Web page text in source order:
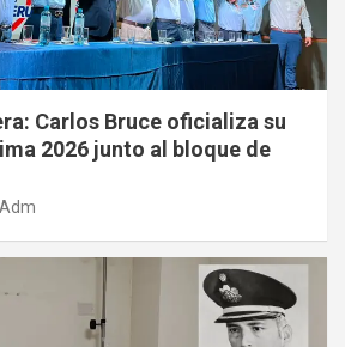
Carlos Bruce oficializa su
2026 junto al bloque de
Adm